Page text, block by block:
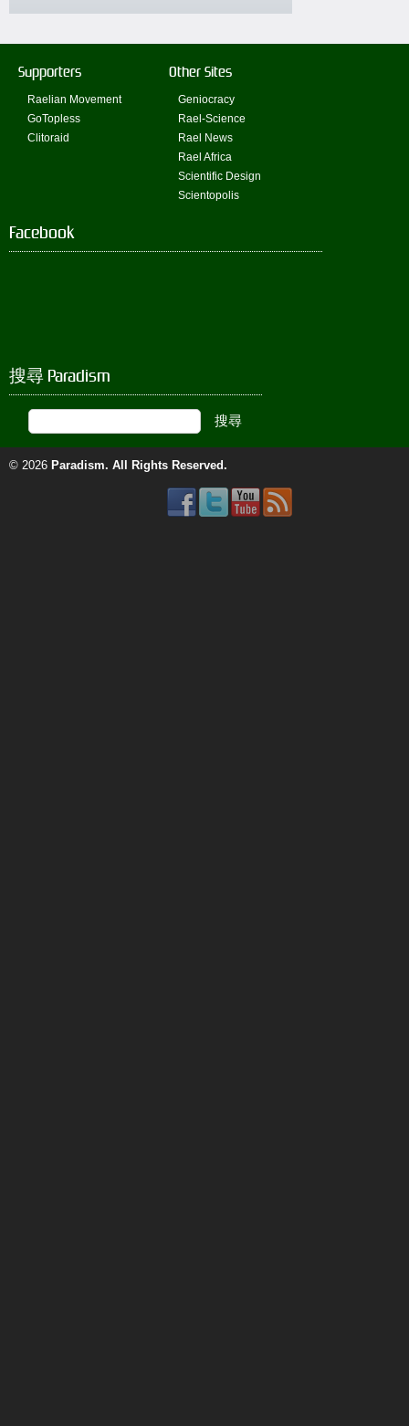
Supporters
Raelian Movement
GoTopless
Clitoraid
Other Sites
Geniocracy
Rael-Science
Rael News
Rael Africa
Scientific Design
Scientopolis
Facebook
搜尋 Paradism
© 2026 Paradism. All Rights Reserved.